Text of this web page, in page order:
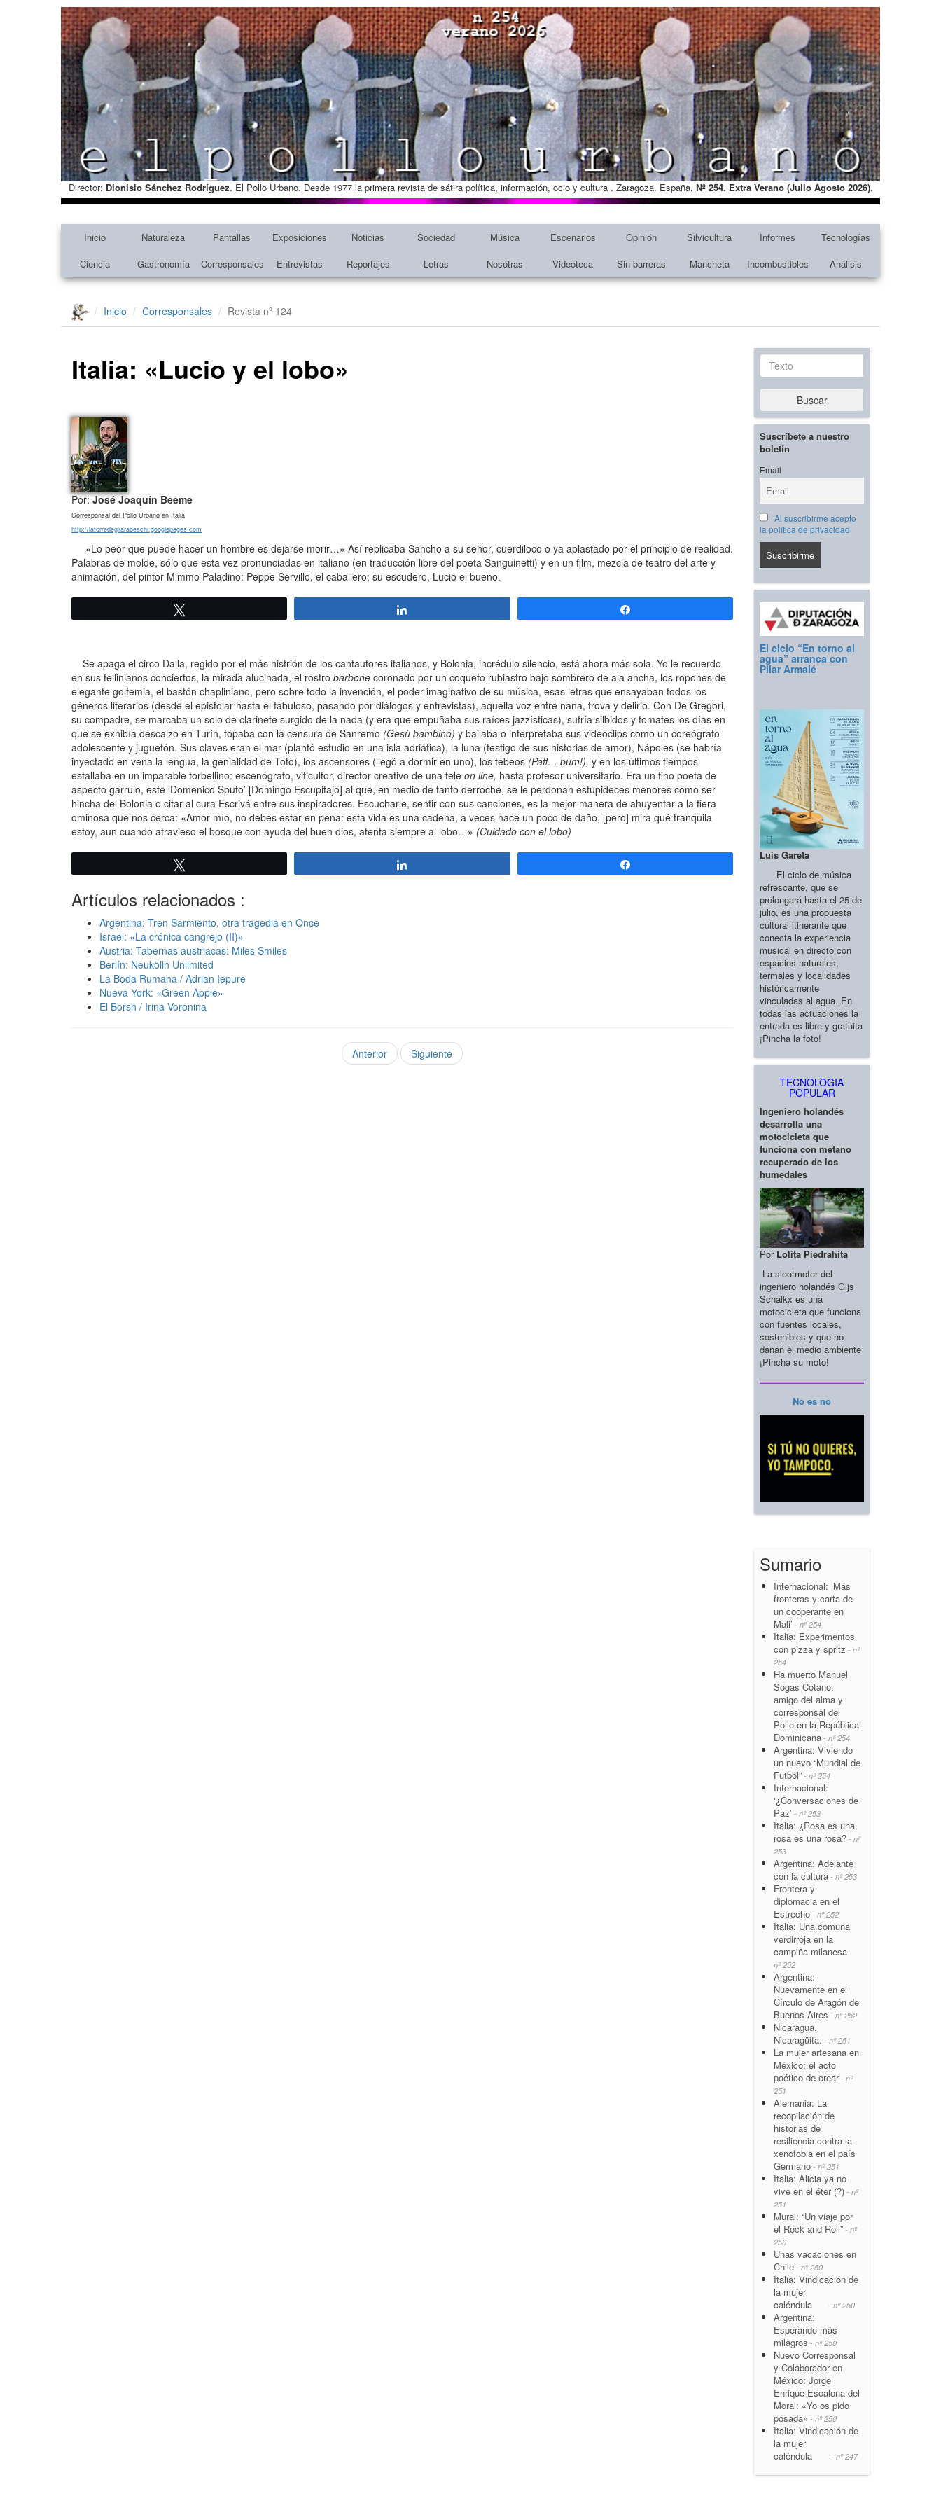
Director: Dionisio Sánchez Rodríguez. El Pollo Urbano. Desde 1977 la primera revista de sátira política, información, ocio y cultura . Zaragoza. España. Nº 254. Extra Verano (Julio Agosto 2026).
Inicio Naturaleza Pantallas Exposiciones Noticias Sociedad Música Escenarios Opinión Silvicultura Informes
Tecnologías
Ciencia
Gastronomía Corresponsales Entrevistas Reportajes Letras Nosotras Videoteca Sin barreras Mancheta Incombustibles Análisis
Inicio Corresponsales Revista nº 124
Italia: «Lucio y el lobo»
Por:José Joaquín Beeme
Corresponsal del Pollo Urbano en Italia
http://latorredegliarabeschi.googlepages.com
«Lo peor que puede hacer un hombre es dejarse morir…» Así replicaba Sancho a su señor, cuerdiloco o ya aplastado por el principio de realidad.
Palabras de molde, sólo que esta vez pronunciadas en italiano (en traducción libre del poeta Sanguinetti) y en un film, mezcla de teatro del arte y
animación, del pintor Mimmo Paladino: Peppe Servillo, el caballero; su escudero, Lucio el bueno.
Se apaga el circo Dalla, regido por el más histrión de los cantautores italianos, y Bolonia, incrédulo silencio, está ahora más sola. Yo le recuerdo
en sus fellinianos conciertos, la mirada alucinada, el rostro barbone coronado por un coqueto rubiastro bajo sombrero de ala ancha, los ropones de
elegante golfemia, el bastón chapliniano, pero sobre todo la invención, el poder imaginativo de su música, esas letras que ensayaban todos los
géneros literarios (desde el epistolar hasta el fabuloso, pasando por diálogos y entrevistas), aquella voz entre nana, trova y delirio. Con De Gregori,
su compadre, se marcaba un solo de clarinete surgido de la nada (y era que empuñaba sus raíces jazzísticas), sufría silbidos y tomates los días en
que se exhibía descalzo en Turín, topaba con la censura de Sanremo (Gesù bambino) y bailaba o interpretaba sus videoclips como un coreógrafo
adolescente y juguetón. Sus claves eran el mar (plantó estudio en una isla adriática), la luna (testigo de sus historias de amor), Nápoles (se habría
inyectado en vena la lengua, la genialidad de Totò), los ascensores (llegó a dormir en uno), los tebeos (Paff… bum!), y en los últimos tiempos
estallaba en un imparable torbellino: escenógrafo, viticultor, director creativo de una tele on line, hasta profesor universitario. Era un fino poeta de
aspecto garrulo, este ‘Domenico Sputo’ [Domingo Escupitajo] al que, en medio de tanto derroche, se le perdonan estupideces menores como ser
hincha del Bolonia o citar al cura Escrivá entre sus inspiradores. Escucharle, sentir con sus canciones, es la mejor manera de ahuyentar a la fiera
ominosa que nos cerca: «Amor mío, no debes estar en pena: esta vida es una cadena, a veces hace un poco de daño, [pero] mira qué tranquila
estoy, aun cuando atravieso el bosque con ayuda del buen dios, atenta siempre al lobo…» (Cuidado con el lobo)
Artículos relacionados :
Argentina: Tren Sarmiento, otra tragedia en Once
Israel: «La crónica cangrejo (II)»
Austria: Tabernas austriacas: Miles Smiles
Berlín: Neukölln Unlimited
La Boda Rumana / Adrian Iepure
Nueva York: «Green Apple»
El Borsh / Irina Voronina
Anterior Siguiente
Texto
Buscar
Suscríbete a nuestro
boletín
Email
Al suscribirme acepto
la política de privacidad
El ciclo “En torno al
agua” arranca con
Pilar Armalé
Luis Gareta
El ciclo de música
refrescante, que se
prolongará hasta el 25 de
julio, es una propuesta
cultural itinerante que
conecta la experiencia
musical en directo con
espacios naturales,
termales y localidades
históricamente
vinculadas al agua. En
todas las actuaciones la
entrada es libre y gratuita
¡Pincha la foto!
TECNOLOGIA
POPULAR
Ingeniero holandés
desarrolla una
motocicleta que
funciona con metano
recuperado de los
humedales
Por Lolita Piedrahita
La slootmotor del
ingeniero holandés Gijs
Schalkx es una
motocicleta que funciona
con fuentes locales,
sostenibles y que no
dañan el medio ambiente
¡Pincha su moto!
No es no
Sumario
Internacional: ‘Más
fronteras y carta de
un cooperante en
Mali’ - nº 254
Italia: Experimentos
con pizza y spritz - nº
254
Ha muerto Manuel
Sogas Cotano,
amigo del alma y
corresponsal del
Pollo en la República
Dominicana - nº 254
Argentina: Viviendo
un nuevo “Mundial de
Futbol” - nº 254
Internacional:
‘¿Conversaciones de
Paz’ - nº 253
Italia: ¿Rosa es una
rosa es una rosa? - nº
253
Argentina: Adelante
con la cultura - nº 253
Frontera y
diplomacia en el
Estrecho - nº 252
Italia: Una comuna
verdirroja en la
campiña milanesa -
nº 252
Argentina:
Nuevamente en el
Círculo de Aragón de
Buenos Aires - nº 252
Nicaragua,
Nicaragüita. - nº 251
La mujer artesana en
México: el acto
poético de crear- nº
251
Alemania: La
recopilación de
historias de
resiliencia contra la
xenofobia en el país
Germano - nº 251
Italia: Alicia ya no
vive en el éter (?) - nº
251
Mural: “Un viaje por
el Rock and Roll” - nº
250
Unas vacaciones en
Chile - nº 250
Italia: Vindicación de
la mujer
caléndula
- nº 250
Argentina:
Esperando más
milagros - nº 250
Nuevo Corresponsal
y Colaborador en
México: Jorge
Enrique Escalona del
Moral: «Yo os pido
posada» - nº 250
Italia: Vindicación de
la mujer
caléndula
- nº 247